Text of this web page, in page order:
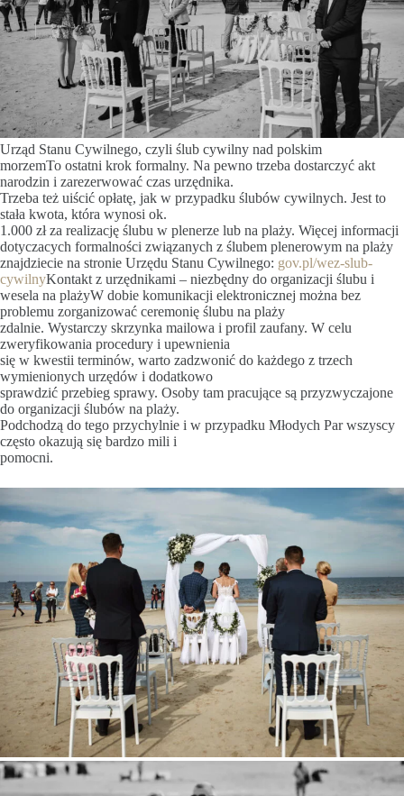
Urząd Stanu Cywilnego, czyli ślub cywilny nad polskim
morzemTo ostatni krok formalny. Na pewno trzeba dostarczyć akt
narodzin i zarezerwować czas urzędnika.
Trzeba też uiścić opłatę, jak w przypadku ślubów cywilnych. Jest to
stała kwota, która wynosi ok.
1.000 zł za realizację ślubu w plenerze lub na plaży. Więcej informacji
dotyczacych formalności związanych z ślubem plenerowym na plaży
znajdziecie na stronie Urzędu Stanu Cywilnego: gov.pl/wez-slub-
cywilnyKontakt z urzędnikami – niezbędny do organizacji ślubu i
wesela na plażyW dobie komunikacji elektronicznej można bez
problemu zorganizować ceremonię ślubu na plaży
zdalnie. Wystarczy skrzynka mailowa i profil zaufany. W celu
zweryfikowania procedury i upewnienia
się w kwestii terminów, warto zadzwonić do każdego z trzech
wymienionych urzędów i dodatkowo
sprawdzić przebieg sprawy. Osoby tam pracujące są przyzwyczajone
do organizacji ślubów na plaży.
Podchodzą do tego przychylnie i w przypadku Młodych Par wszyscy
często okazują się bardzo mili i
pomocni.